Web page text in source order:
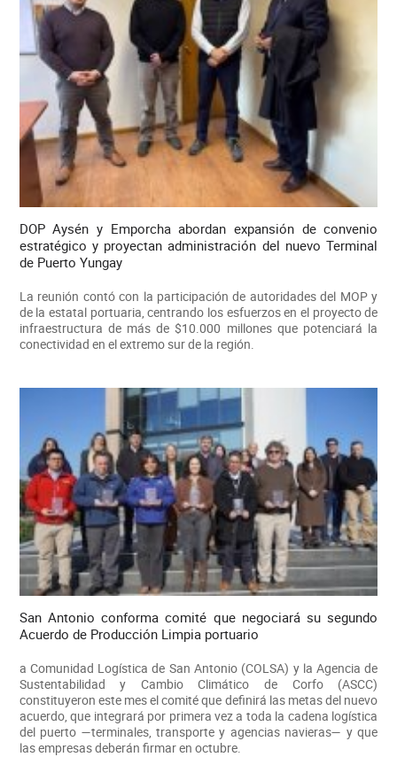
DOP Aysén y Emporcha abordan expansión de convenio
estratégico y proyectan administración del nuevo Terminal
de Puerto Yungay
La reunión contó con la participación de autoridades del MOP y
de la estatal portuaria, centrando los esfuerzos en el proyecto de
infraestructura de más de $10.000 millones que potenciará la
conectividad en el extremo sur de la región.
San Antonio conforma comité que negociará su segundo
Acuerdo de Producción Limpia portuario
a Comunidad Logística de San Antonio (COLSA) y la Agencia de
Sustentabilidad y Cambio Climático de Corfo (ASCC)
constituyeron este mes el comité que definirá las metas del nuevo
acuerdo, que integrará por primera vez a toda la cadena logística
del puerto —terminales, transporte y agencias navieras— y que
las empresas deberán firmar en octubre.